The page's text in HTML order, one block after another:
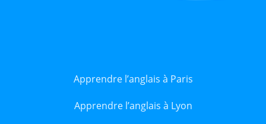
Apprendre l’anglais à Paris
Apprendre l’anglais à Lyon